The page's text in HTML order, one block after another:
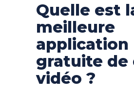
Quelle est
meilleure
application
gratuite de
vidéo ?